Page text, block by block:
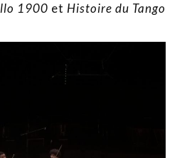
1900 et Histoire du Tango